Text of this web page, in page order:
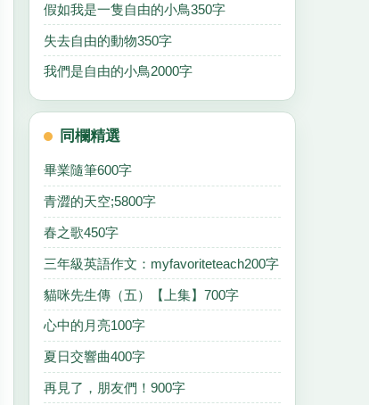
假如我是一隻自由的小鳥350字
失去自由的動物350字
我們是自由的小鳥2000字
同欄精選
畢業隨筆600字
青澀的天空;5800字
春之歌450字
三年級英語作文：myfavoriteteach200字
貓咪先生傳（五）【上集】700字
心中的月亮100字
夏日交響曲400字
再見了，朋友們！900字